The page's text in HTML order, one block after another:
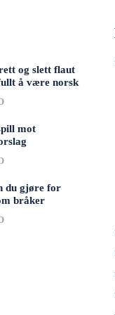
og slett flaut
å være norsk
mot
du gjøre for
bråker